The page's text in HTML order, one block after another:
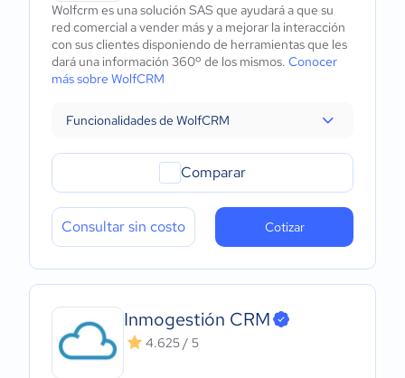
Wolfcrm es una solución SAS que ayudará a que su
red comercial a vender más y a mejorar la interacción
con sus clientes disponiendo de herramientas que les
dará una información 360º de los mismos. Conocer
más sobre WolfCRM
Funcionalidades de WolfCRM
Comparar
Consultar sin costo Cotizar
Inmogestión CRM
4.625 / 5